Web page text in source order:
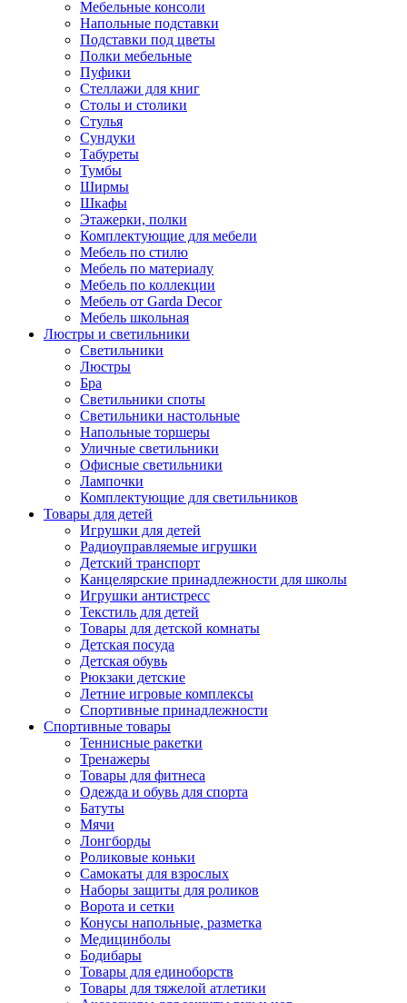
Мебельные консоли
Напольные подставки
Подставки под цветы
Полки мебельные
Пуфики
Стеллажи для книг
Столы и столики
Стулья
Сундуки
Табуреты
Тумбы
Ширмы
Шкафы
Этажерки, полки
Комплектующие для мебели
Мебель по стилю
Мебель по материалу
Мебель по коллекции
Мебель от Garda Decor
Мебель школьная
Люстры и светильники
Светильники
Люстры
Бра
Светильники споты
Светильники настольные
Напольные торшеры
Уличные светильники
Офисные светильники
Лампочки
Комплектующие для светильников
Товары для детей
Игрушки для детей
Радиоуправляемые игрушки
Детский транспорт
Канцелярские принадлежности для школы
Игрушки антистресс
Текстиль для детей
Товары для детской комнаты
Детская посуда
Детская обувь
Рюкзаки детские
Летние игровые комплексы
Спортивные принадлежности
Спортивные товары
Теннисные ракетки
Тренажеры
Товары для фитнеса
Одежда и обувь для спорта
Батуты
Мячи
Лонгборды
Роликовые коньки
Самокаты для взрослых
Наборы защиты для роликов
Ворота и сетки
Конусы напольные, разметка
Медицинболы
Бодибары
Товары для единоборств
Товары для тяжелой атлетики